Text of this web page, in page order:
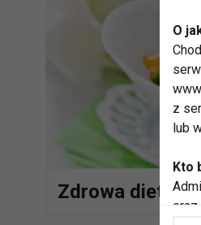
Zdrowa dieta
O
z
lub
Kto